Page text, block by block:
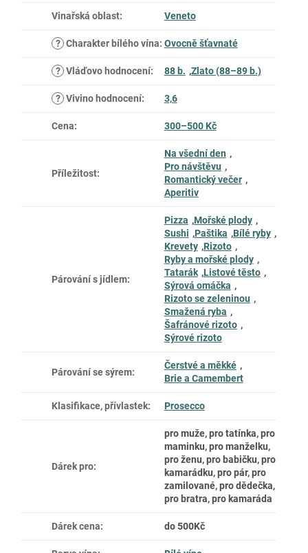
Vinařská oblast: Veneto
? Charakter bílého vína: Ovocně šťavnaté
? Vláďovo hodnocení: 88 b. ,Zlato (88–89 b.)
? Vivino hodnocení: 3,6
Cena: 300–500 Kč
Příležitost:
Na všední den ,
Pro návštěvu ,
Romantický večer ,
Aperitiv
Párování s jídlem:
Pizza ,Mořské plody ,
Sushi ,Paštika ,Bílé ryby ,
Krevety ,Rizoto ,
Ryby a mořské plody ,
Tatarák ,Listové těsto ,
Sýrová omáčka ,
Rizoto se zeleninou ,
Smažená ryba ,
Šafránové rizoto ,
Sýrové rizoto
Párování se sýrem:
Čerstvé a měkké ,
Brie a Camembert
Klasifikace, přívlastek: Prosecco
Dárek pro:
pro muže, pro tatínka, pro
maminku, pro manželku,
pro ženu, pro babičku, pro
kamarádku, pro pár, pro
zamilované, pro dědečka,
pro bratra, pro kamaráda
Dárek cena: do 500Kč